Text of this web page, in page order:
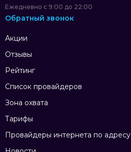
Акции
Отзывы
Рейтинг
Список провайдеров
Зона охвата
Тарифы
Провайдеры интернета по адресу
Ежедневно с 9:00 до 22:00
Обратный звонок